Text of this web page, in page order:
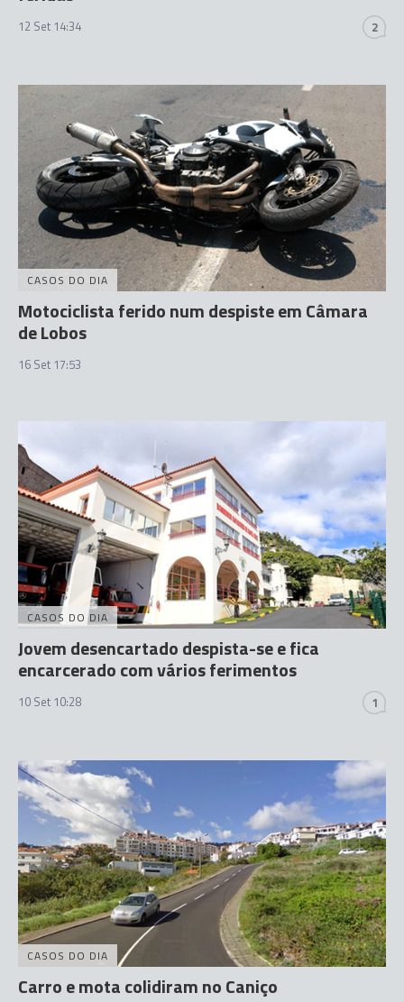
12 Set 14:34 2
CASOS DO DIA
Motociclista ferido num despiste em Câmara
de Lobos
16 Set 17:53
CASOS DO DIA
Jovem desencartado despista-se e fica
encarcerado com vários ferimentos
10 Set 10:28 1
CASOS DO DIA
Carro e mota colidiram no Caniço